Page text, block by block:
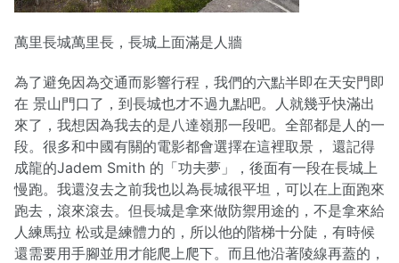
萬里長城萬里長，長城上面滿是人牆
為了避免因為交通而影響行程，我們的六點半即在天安門即
在 景山門口了，到長城也才不過九點吧。人就幾乎快滿出
來了，我想因為我去的是八達嶺那一段吧。全部都是人的一
段。很多和中國有關的電影都會選擇在這裡取景， 還記得
成龍的Jadem Smith 的「功夫夢」，後面有一段在長城上
慢跑。我還沒去之前我也以為長城很平坦，可以在上面跑來
跑去，滾來滾去。但長城是拿來做防禦用途的，不是拿來給
人練馬拉 松或是練體力的，所以他的階梯十分陡，有時候
還需要用手腳並用才能爬上爬下。而且他沿著陵線再蓋的，